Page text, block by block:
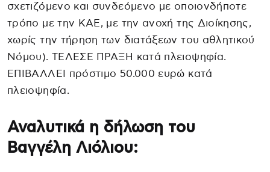
σχετιζόμενο και συνδεόμενο με οποιονδήποτε
τρόπο με την ΚΑΕ, με την ανοχή της Διοίκησης,
χωρίς την τήρηση των διατάξεων του αθλητικού
Νόμου). ΤΕΛΕΣΕ ΠΡΑΞΗ κατά πλειοψηφία.
ΕΠΙΒΑΛΛΕΙ πρόστιμο 50.000 ευρώ κατά
πλειοψηφία.
Αναλυτικά η δήλωση του
Βαγγέλη Λιόλιου: